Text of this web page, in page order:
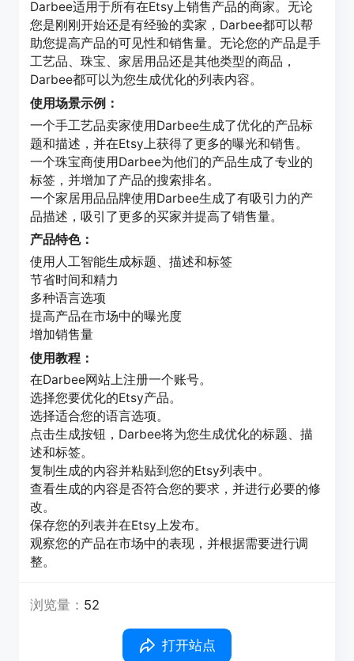
Darbee适用于所有在Etsy上销售产品的商家。无论
您是刚刚开始还是有经验的卖家，Darbee都可以帮
助您提高产品的可见性和销售量。无论您的产品是手
工艺品、珠宝、家居用品还是其他类型的商品，
Darbee都可以为您生成优化的列表内容。
使用场景示例：
一个手工艺品卖家使用Darbee生成了优化的产品标
题和描述，并在Etsy上获得了更多的曝光和销售。
一个珠宝商使用Darbee为他们的产品生成了专业的
标签，并增加了产品的搜索排名。
一个家居用品品牌使用Darbee生成了有吸引力的产
品描述，吸引了更多的买家并提高了销售量。
产品特色：
使用人工智能生成标题、描述和标签
节省时间和精力
多种语言选项
提高产品在市场中的曝光度
增加销售量
使用教程：
在Darbee网站上注册一个账号。
选择您要优化的Etsy产品。
选择适合您的语言选项。
点击生成按钮，Darbee将为您生成优化的标题、描
述和标签。
复制生成的内容并粘贴到您的Etsy列表中。
查看生成的内容是否符合您的要求，并进行必要的修
改。
保存您的列表并在Etsy上发布。
观察您的产品在市场中的表现，并根据需要进行调
整。
浏览量： 52
打开站点